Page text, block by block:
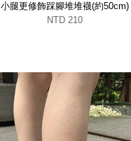
小腿更修飾踩腳堆堆襪(約50cm)
NTD 210